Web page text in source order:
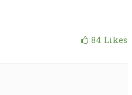
84 Likes